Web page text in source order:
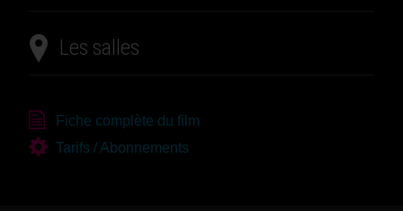
Les salles
Fiche complète du film
Tarifs / Abonnements